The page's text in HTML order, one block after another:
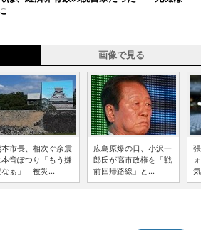
画像で見る
市長、相次ぐ余震
本音ぽつり「もう嫌
なぁ」 被災...
広島原爆の日、小沢一
郎氏が高市政権を「戦
前回帰路線」と...